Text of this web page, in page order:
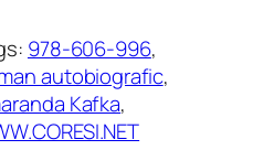
978-606-996
autobiografic
Kafka